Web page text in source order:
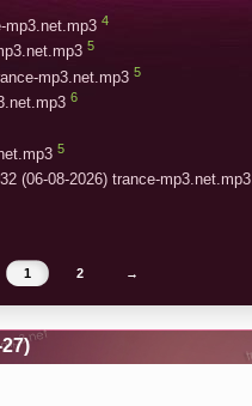
mp3.net.mp3 4
5
mp3.net.mp3 5
6
5
(06-08-2026) trance-mp3.net.mp3
1 2 →